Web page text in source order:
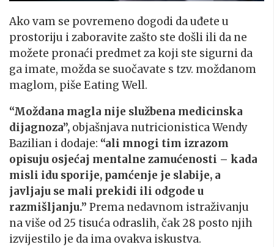
Ako vam se povremeno dogodi da uđete u
prostoriju i zaboravite zašto ste došli ili da ne
možete pronaći predmet za koji ste sigurni da
ga imate, možda se suočavate s tzv. moždanom
maglom, piše Eating Well.
“Moždana magla nije službena medicinska
dijagnoza”, objašnjava nutricionistica Wendy
Bazilian i dodaje: “ali mnogi tim izrazom
opisuju osjećaj mentalne zamućenosti – kada
misli idu sporije, pamćenje je slabije, a
javljaju se mali prekidi ili odgode u
razmišljanju.” Prema nedavnom istraživanju
na više od 25 tisuća odraslih, čak 28 posto njih
izvijestilo je da ima ovakva iskustva.